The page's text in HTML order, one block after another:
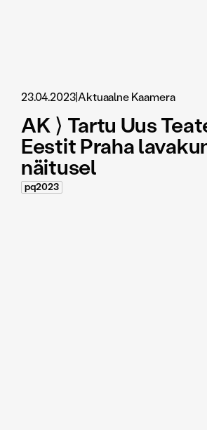
23.04.2023|Aktuaalne Kaamera
AK ⟩ Tartu Uus
Eestit Praha
näitusel
pq2023